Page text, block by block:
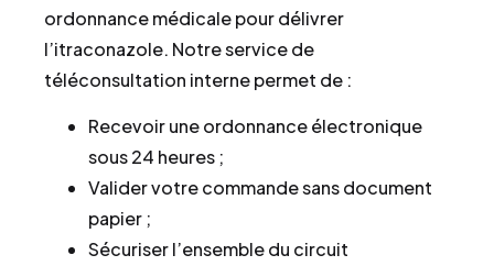
ordonnance médicale pour délivrer
l’itraconazole. Notre service de
téléconsultation interne permet de :
Recevoir une ordonnance électronique
sous 24 heures ;
Valider votre commande sans document
papier ;
Sécuriser l’ensemble du circuit